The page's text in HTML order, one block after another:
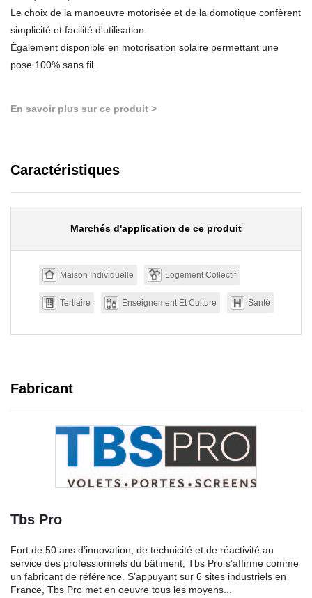
Le choix de la manoeuvre motorisée et de la domotique confèrent
simplicité et facilité d'utilisation.
Également disponible en motorisation solaire permettant une
pose 100% sans fil.
En savoir plus sur ce produit >
Caractéristiques
Marchés d'application de ce produit
Maison Individuelle Logement Collectif
Tertiaire Enseignement Et Culture Santé
Fabricant
Tbs Pro
Fort de 50 ans d’innovation, de technicité et de réactivité au
service des professionnels du bâtiment, Tbs Pro s’affirme comme
un fabricant de référence. S’appuyant sur 6 sites industriels en
France, Tbs Pro met en oeuvre tous les moyens...